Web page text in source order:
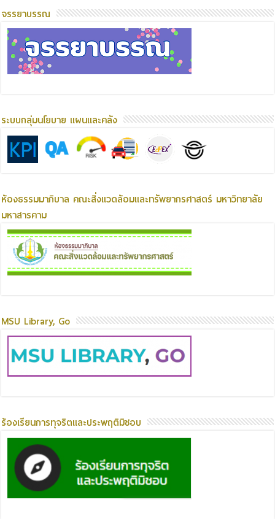
จรรยาบรรณ
ระบบกลุ่มนโยบาย แผนและคลัง
ห้องธรรมมาภิบาล คณะสิ่งแวดล้อมและทรัพยากรศาสตร์ มหาวิทยาลัย
มหาสารคาม
MSU Library, Go
ร้องเรียนการทุจริตและประพฤติมิชอบ